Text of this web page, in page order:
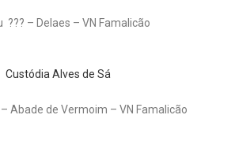
??? – Delaes – VN Famalicão
Custódia Alves de Sá
– Abade de Vermoim – VN Famalicão